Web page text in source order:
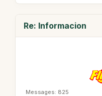
Re: Informacion
Messages: 825